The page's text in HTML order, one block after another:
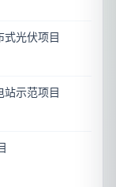
光伏项目
示范项目